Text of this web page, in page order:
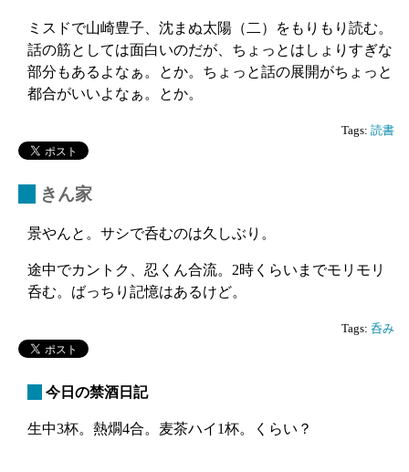
ミスドで山崎豊子、沈まぬ太陽（二）をもりもり読む。
話の筋としては面白いのだが、ちょっとはしょりすぎな
部分もあるよなぁ。とか。ちょっと話の展開がちょっと
都合がいいよなぁ。とか。
Tags: 読書
きん家
景やんと。サシで呑むのは久しぶり。
途中でカントク、忍くん合流。2時くらいまでモリモリ
呑む。ばっちり記憶はあるけど。
Tags: 呑み
今日の禁酒日記
生中3杯。熱燗4合。麦茶ハイ1杯。くらい？